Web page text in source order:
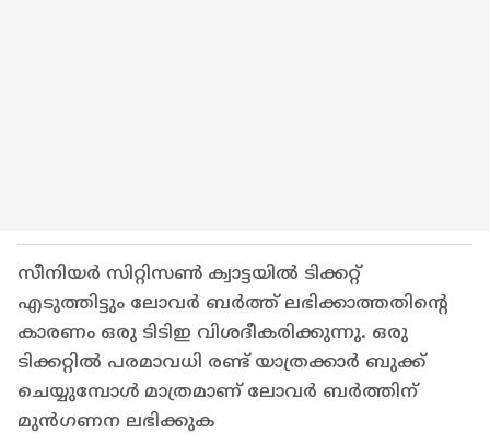
സീനിയർ സിറ്റിസൺ ക്വാട്ടയിൽ ടിക്കറ്റ്
എടുത്തിട്ടും ലോവർ ബർത്ത് ലഭിക്കാത്തതിൻ്റെ
കാരണം ഒരു ടിടിഇ വിശദീകരിക്കുന്നു. ഒരു
ടിക്കറ്റിൽ പരമാവധി രണ്ട് യാത്രക്കാർ ബുക്ക്
ചെയ്യുമ്പോൾ മാത്രമാണ് ലോവർ ബർത്തിന്
മുൻഗണന ലഭിക്കുക